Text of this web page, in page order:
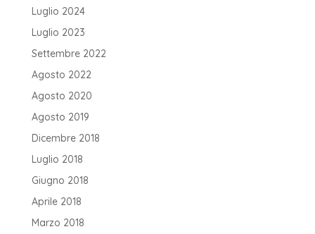
Luglio 2024
Luglio 2023
Settembre 2022
Agosto 2022
Agosto 2020
Agosto 2019
Dicembre 2018
Luglio 2018
Giugno 2018
Aprile 2018
Marzo 2018